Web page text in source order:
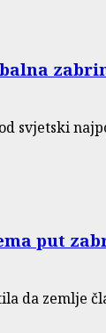
svjetski
put
da zemlje